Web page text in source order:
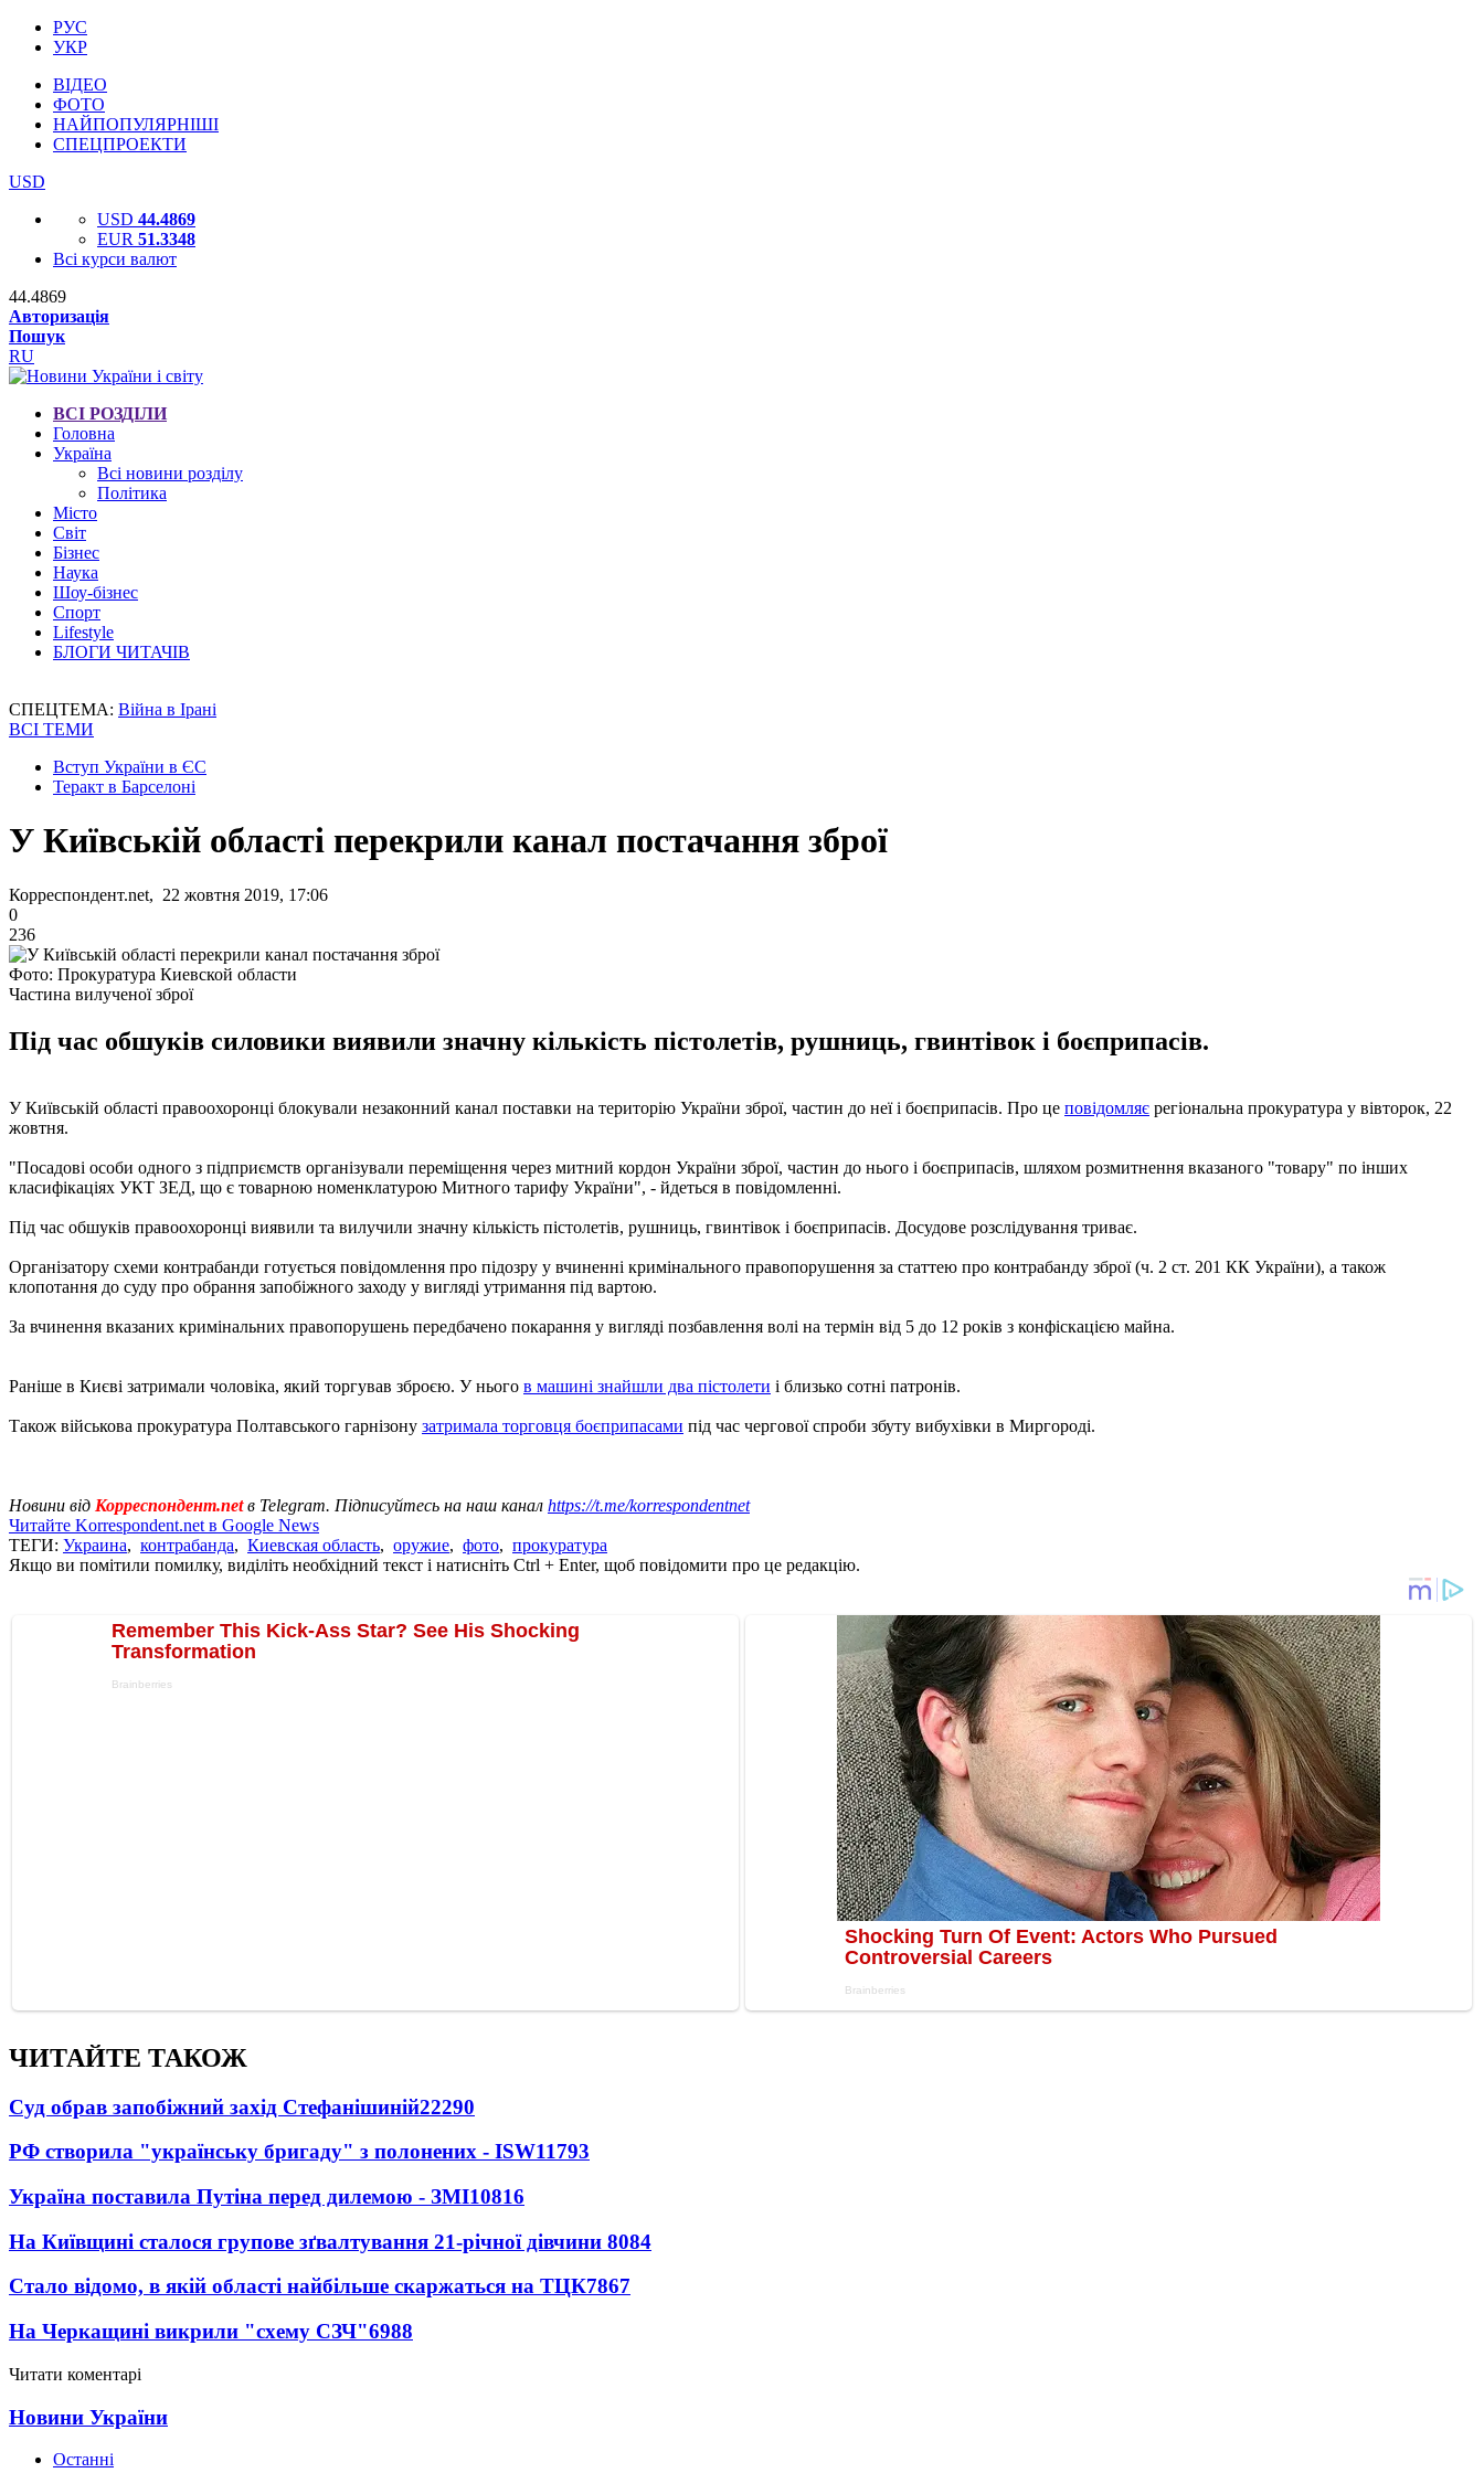
РУС
УКР
ВІДЕО
ФОТО
НАЙПОПУЛЯРНІШІ
СПЕЦПРОЕКТИ
USD
USD 44.4869
EUR 51.3348
Всі курси валют
44.4869
Авторизація
Пошук
RU
ВСІ РОЗДІЛИ
Головна
Україна
Всі новини розділу
Політика
Місто
Світ
Бізнес
Наука
Шоу-бізнес
Спорт
Lifestyle
БЛОГИ ЧИТАЧІВ
СПЕЦТЕМА: Війна в Ірані
ВСІ ТЕМИ
Вступ України в ЄС
Теракт в Барселоні
У Київській області перекрили канал постачання зброї
Корреспондент.net, 22 жовтня 2019, 17:06
0
236
Фото: Прокуратура Киевской области
Частина вилученої зброї
Під час обшуків силовики виявили значну кількість пістолетів, рушниць, гвинтівок і боєприпасів.
У Київській області правоохоронці блокували незаконний канал поставки на територію України зброї, частин до неї і боєприпасів. Про це повідомляє регіональна прокуратура у вівторок, 22
жовтня.
"Посадові особи одного з підприємств організували переміщення через митний кордон України зброї, частин до нього і боєприпасів, шляхом розмитнення вказаного "товару" по інших
класифікаціях УКТ ЗЕД, що є товарною номенклатурою Митного тарифу України", - йдеться в повідомленні.
Під час обшуків правоохоронці виявили та вилучили значну кількість пістолетів, рушниць, гвинтівок і боєприпасів. Досудове розслідування триває.
Організатору схеми контрабанди готується повідомлення про підозру у вчиненні кримінального правопорушення за статтею про контрабанду зброї (ч. 2 ст. 201 КК України), а також
клопотання до суду про обрання запобіжного заходу у вигляді утримання під вартою.
За вчинення вказаних кримінальних правопорушень передбачено покарання у вигляді позбавлення волі на термін від 5 до 12 років з конфіскацією майна.
Раніше в Києві затримали чоловіка, який торгував зброєю. У нього в машині знайшли два пістолети і близько сотні патронів.
Також військова прокуратура Полтавського гарнізону затримала торговця боєприпасами під час чергової спроби збуту вибухівки в Миргороді.
Новини від Корреспондент.netв Telegram. Підписуйтесь на наш канал https://t.me/korrespondentnet
Читайте Korrespondent.net в Google News
ТЕГИ: Украина, контрабанда, Киевская область, оружие, фото, прокуратура
Якщо ви помітили помилку, виділіть необхідний текст і натисніть Ctrl + Enter, щоб повідомити про це редакцію.
ЧИТАЙТЕ ТАКОЖ
Суд обрав запобіжний захід Стефанішиній22290
РФ створила "українську бригаду" з полонених - ISW11793
Україна поставила Путіна перед дилемою - ЗМІ10816
На Київщині сталося групове зґвалтування 21-річної дівчини 8084
Стало відомо, в якій області найбільше скаржаться на ТЦК7867
На Черкащині викрили "схему СЗЧ"6988
Читати коментарі
Новини України
Останні